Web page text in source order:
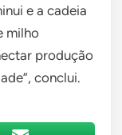
e a cadeia
milho
produção
conclui.